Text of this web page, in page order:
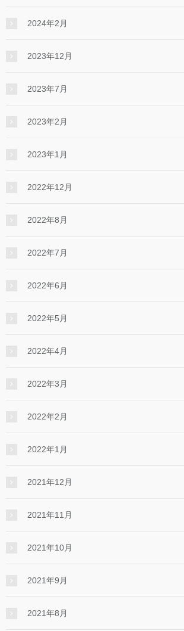
2024年2月
2023年12月
2023年7月
2023年2月
2023年1月
2022年12月
2022年8月
2022年7月
2022年6月
2022年5月
2022年4月
2022年3月
2022年2月
2022年1月
2021年12月
2021年11月
2021年10月
2021年9月
2021年8月